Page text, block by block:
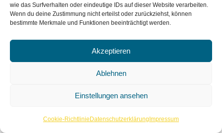
wie das Surfverhalten oder eindeutige IDs auf dieser Website verarbeiten.
Wenn du deine Zustimmung nicht erteilst oder zurückziehst, können
bestimmte Merkmale und Funktionen beeinträchtigt werden.
Akzeptieren
Ablehnen
Einstellungen ansehen
Cookie-Richtlinie Datenschutzerklärung Impressum
Ding verfügbar?